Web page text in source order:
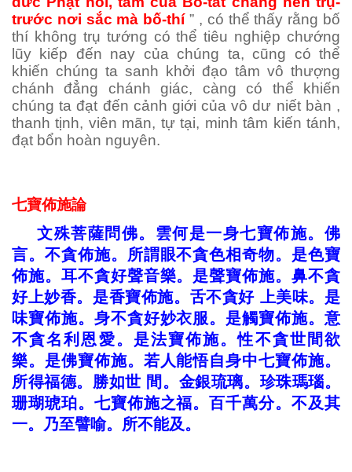
trước nơi sắc mà bố-thí” , có thể thấy rằng bố
thí không trụ tướng có thể tiêu nghiệp chướng
lũy kiếp đến nay của chúng ta, cũng có thể
khiến chúng ta sanh khởi đạo tâm vô thượng
chánh đẳng chánh giác, càng có thể khiến
chúng ta đạt đến cảnh giới của vô dư niết bàn ,
thanh tịnh, viên mãn, tự tại, minh tâm kiến tánh,
đạt bổn hoàn nguyên.
七寶佈施論
文殊菩薩問佛。雲何是一身七寶佈施。佛
言。不貪佈施。所謂眼不貪色相奇物。是色寶
佈施。耳不貪好聲音樂。是聲寶佈施。鼻不貪
好上妙香。是香寶佈施。舌不貪好 上美味。是
味寶佈施。身不貪好妙衣服。是觸寶佈施。意
不貪名利恩愛。是法寶佈施。性不貪世間欲
樂。是佛寶佈施。若人能悟自身中七寶佈施。
所得福德。勝如世 間。金銀琉璃。珍珠瑪瑙。
珊瑚琥珀。七寶佈施之福。百千萬分。不及其
一。乃至譬喻。所不能及。